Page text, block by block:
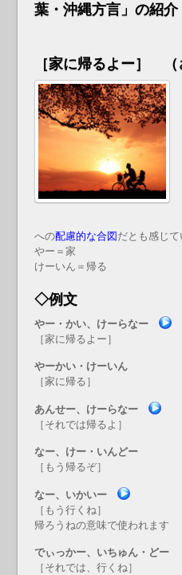
葉・沖縄方言」の紹介
［家に帰るよー］ （
への配慮的な合図 だとも感じて
やー＝家
けーいん＝帰る
◇例文
やー・かい、けーらなー
［家に帰るよー］
やーかい・けーいん
［家に帰る］
あんせー、けーらなー
［それでは帰るよ］
なー、けー・いんどー
［もう帰るぞ］
なー、いかいー
［もう行くね］
帰ろうねの意味で使われます
でぃっかー、いちゅん・どー
［それでは、行くね］